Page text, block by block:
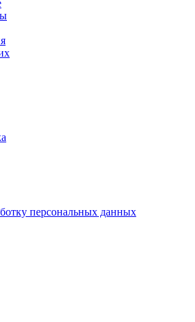
персональных данных